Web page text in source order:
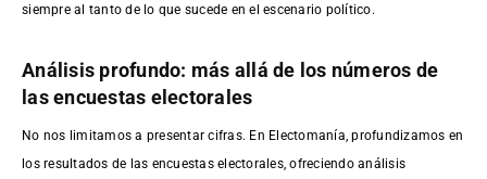
siempre al tanto de lo que sucede en el escenario político.
Análisis profundo: más allá de los números de
las encuestas electorales
No nos limitamos a presentar cifras. En Electomanía, profundizamos en
los resultados de las encuestas electorales, ofreciendo análisis